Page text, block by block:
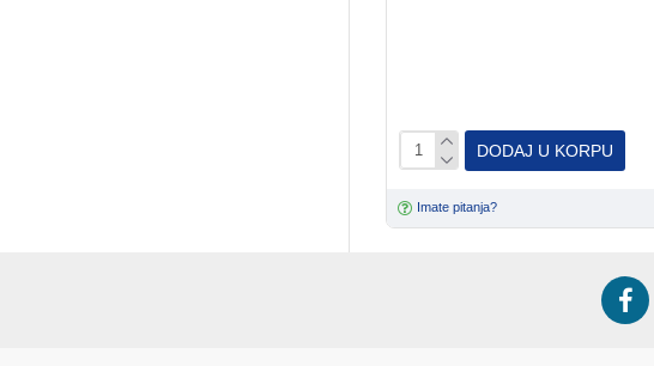
DODAJ U KORPU
Imate pitanja?